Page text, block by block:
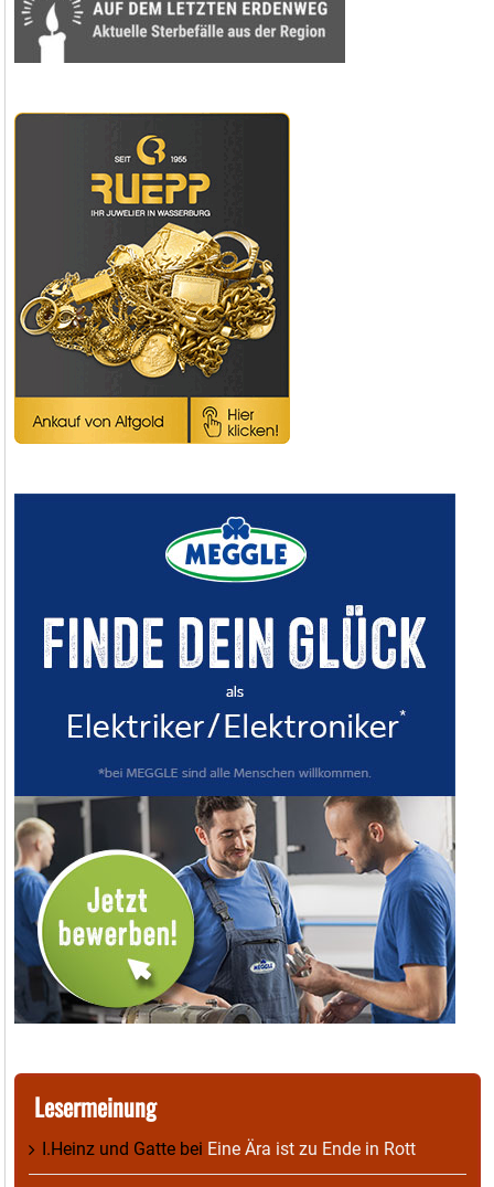
Lesermeinung
I.Heinz und Gatte bei Eine Ära ist zu Ende in Rott